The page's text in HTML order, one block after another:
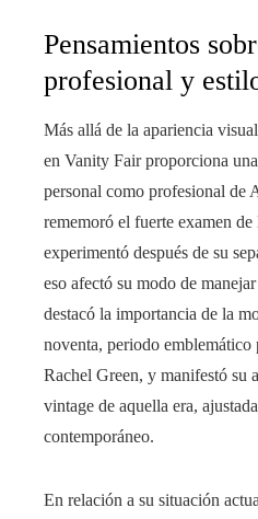
Pensamientos
profesional y
Más allá de la apariencia
en Vanity Fair proporciona
personal como profesional de
rememoró el fuerte examen de
experimentó después de su
eso afectó su modo de
destacó la importancia de la
noventa, periodo emblemático
Rachel Green, y manifestó su
vintage de aquella era,
contemporáneo.
En relación a su situación